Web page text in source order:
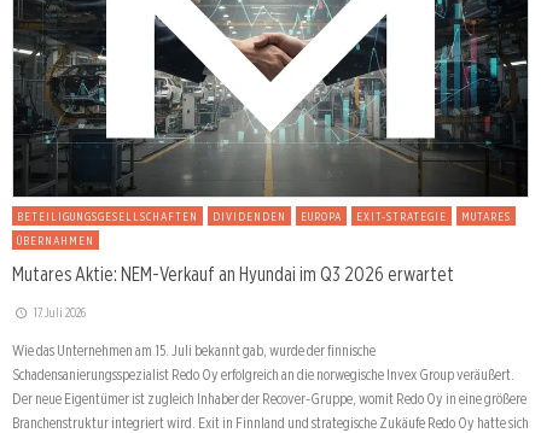
BETEILIGUNGSGESELLSCHAFTEN DIVIDENDEN EUROPA EXIT-STRATEGIE
MUTARES
ÜBERNAHMEN
Mutares Aktie: NEM-Verkauf an Hyundai im Q3 2026 erwartet
17. Juli 2026
Wie das Unternehmen am 15. Juli bekannt gab, wurde der finnische
Schadensanierungsspezialist Redo Oy erfolgreich an die norwegische Invex Group veräußert.
Der neue Eigentümer ist zugleich Inhaber der Recover-Gruppe, womit Redo Oy in eine größere
Branchenstruktur integriert wird. Exit in Finnland und strategische Zukäufe Redo Oy hatte sich